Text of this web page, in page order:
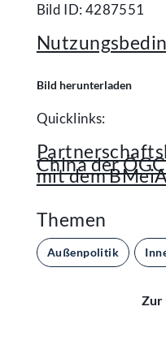
Bild ID: 4287551
Bild herunterladen
Quicklinks:
China der
mit dem
Themen
Außenpolitik
Zur